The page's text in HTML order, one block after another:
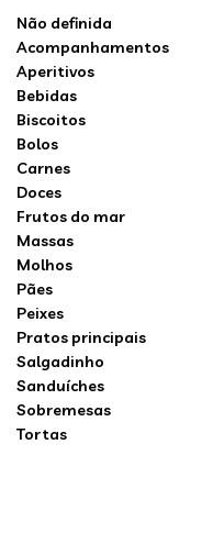
Não definida
Acompanhamentos
Aperitivos
Bebidas
Biscoitos
Bolos
Carnes
Doces
Frutos do mar
Massas
Molhos
Pães
Peixes
Pratos principais
Salgadinho
Sanduíches
Sobremesas
Tortas